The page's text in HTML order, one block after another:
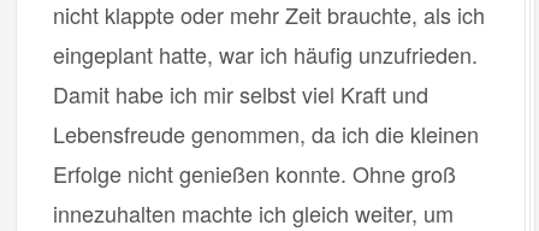
nicht klappte oder mehr Zeit brauchte, als ich
eingeplant hatte, war ich häufig unzufrieden.
Damit habe ich mir selbst viel Kraft und
Lebensfreude genommen, da ich die kleinen
Erfolge nicht genießen konnte. Ohne groß
innezuhalten machte ich gleich weiter, um